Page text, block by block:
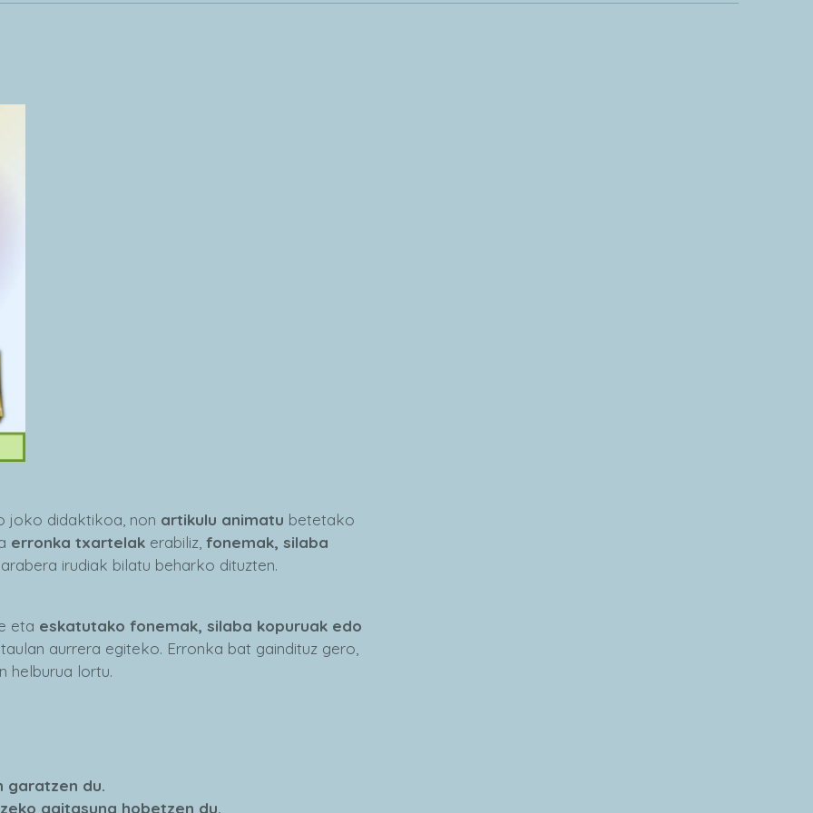
joko didaktikoa, non artikulu animatu betetako
erronka txartelak erabiliz, fonemak, silaba
arabera irudiak bilatu beharko dituzten.
eta eskatutako fonemak, silaba kopuruak edo
aurrera egiteko. Erronka bat gaindituz gero,
helburua lortu.
garatzen du.
gaitasuna hobetzen du.